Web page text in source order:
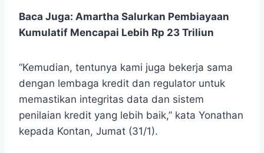
Baca Juga: Amartha Salurkan Pembiayaan
Kumulatif Mencapai Lebih Rp 23 Triliun
“Kemudian, tentunya kami juga bekerja sama
dengan lembaga kredit dan regulator untuk
memastikan integritas data dan sistem
penilaian kredit yang lebih baik,” kata Yonathan
kepada Kontan, Jumat (31/1).